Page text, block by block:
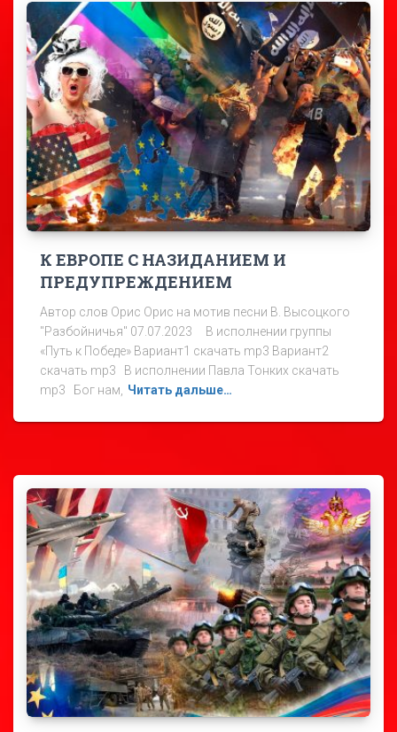
К ЕВРОПЕ С НАЗИДАНИЕМ И
ПРЕДУПРЕЖДЕНИЕМ
Автор слов Орис Орис на мотив песни В. Высоцкого
"Разбойничья" 07.07.2023 В исполнении группы
«Путь к Победе» Вариант1 скачать mp3 Вариант2
скачать mp3 В исполнении Павла Тонких скачать
mp3 Бог нам,
Читать дальше…